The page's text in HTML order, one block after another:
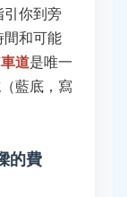
引你到旁
間和可能
道是唯一
藍底，寫
的費